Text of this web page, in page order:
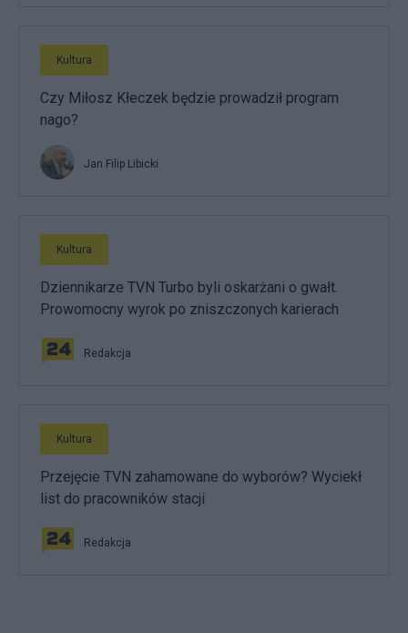
Kultura
Czy Miłosz Kłeczek będzie prowadził program
nago?
Jan Filip Libicki
Kultura
Dziennikarze TVN Turbo byli oskarżani o gwałt.
Prowomocny wyrok po zniszczonych karierach
Redakcja
Kultura
Przejęcie TVN zahamowane do wyborów? Wyciekł
list do pracowników stacji
Redakcja